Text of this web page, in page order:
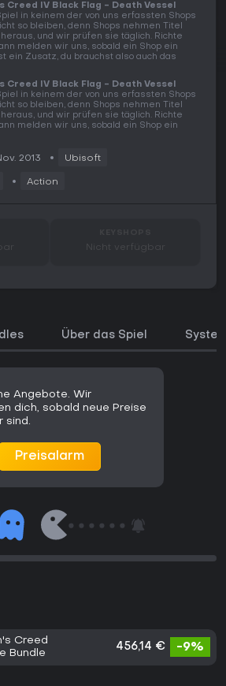
Creed IV Black Flag - Death Vessel
in keinem der von uns erfassten Shops
so bleiben, denn Shops nehmen Titel
und wir prüfen sie täglich. Richte
melden wir uns, sobald ein Shop ein
ein Zusatz, du brauchst also auch das
Creed IV Black Flag - Death Vessel
in keinem der von uns erfassten Shops
so bleiben, denn Shops nehmen Titel
und wir prüfen sie täglich. Richte
melden wir uns, sobald ein Shop ein
2013 Ubisoft
Action
Nicht verfügbar
Über das Spiel
Angebote. Wir
dich, sobald neue Preise
sind.
Preisalarm
Creed
Bundle
456,14 € -9%